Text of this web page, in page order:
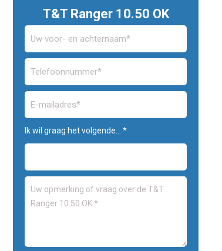
T&T Ranger 10.50 OK
Ik wil graag het volgende... *